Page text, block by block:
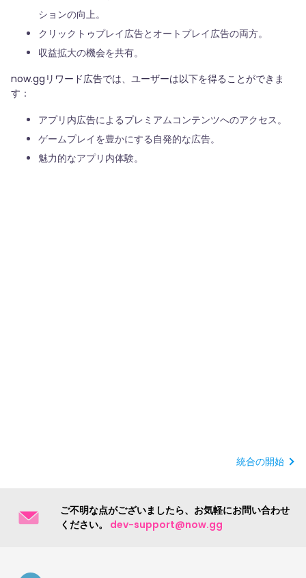
ションの向上。
クリックトゥプレイ広告とオートプレイ広告の両方。
収益拡大の機会を共有。
now.ggリワード広告では、ユーザーは以下を得ることができま
す：
アプリ内広告によるプレミアムコンテンツへのアクセス。
ゲームプレイを豊かにする自発的な広告。
魅力的なアプリ内体験。
統合の開始
ご不明な点がございましたら、お気軽にお問い合わせ
ください。
dev-support@now.gg